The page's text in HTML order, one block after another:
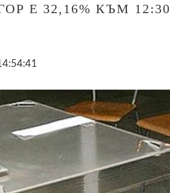
Е 32,16% КЪМ 12:30